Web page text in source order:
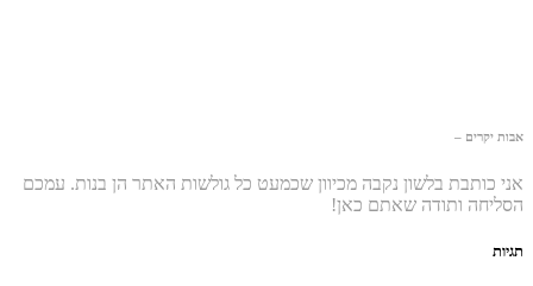
אבות יקרים –
אני כותבת בלשון נקבה מכיוון שכמעט כל גולשות האתר הן בנות. עמכם
הסליחה ותודה שאתם כאן!
תגיות